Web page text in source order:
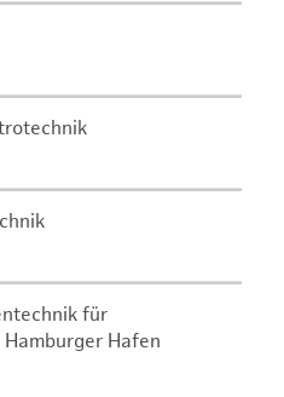
für
Hafen